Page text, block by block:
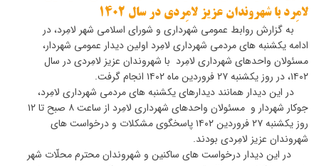
لامِرد با شهروندان عزیز لامِردی در سال ۱۴۰۲
به گزارش روابط عمومی شهرداری و شورای اسلامی شهر لامِرد، در
ادامه یکشنبه های مردمی شهرداری لامِرد اولین دیدار عمومی شهردار،
مسئولان واحدهای شهرداری لامِرد با شهروندان عزیز لامِردی در سال
۱۴۰۲، در روز یکشنبه ۲۷ فروردین ماه ۱۴۰۲ انجام گرفت.
در این دیدار همانند دیدارهای یکشنبه های مردمی شهرداری لامِرد،
جوکار شهردار و مسئولان واحدهای شهرداری لامِرد از ساعت ۸ صبح تا ۱۲
روز یکشنبه ۲۷ فروردین ۱۴۰۲ پاسخگوی مشکلات و درخواست های
شهروندان عزیز لامِردی بودند.
در این دیدار درخواست های ساکنین و شهروندان محترم محلّات شهر